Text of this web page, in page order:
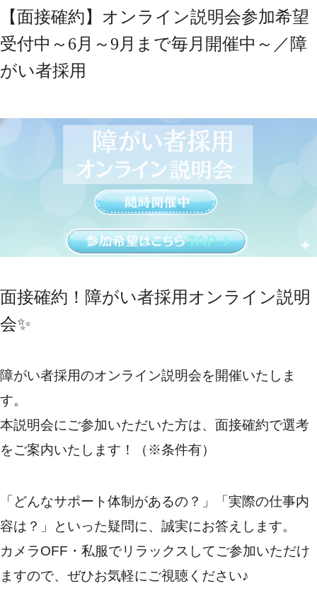
【面接確約】オンライン説明会参加希望
受付中～6月～9月まで毎月開催中～／障
がい者採用
面接確約！障がい者採用オンライン説明
会✨
障がい者採用のオンライン説明会を開催いたしま
す。
本説明会にご参加いただいた方は、面接確約で選考
をご案内いたします！（※条件有）
「どんなサポート体制があるの？」「実際の仕事内
容は？」といった疑問に、誠実にお答えします。
カメラOFF・私服でリラックスしてご参加いただけ
ますので、ぜひお気軽にご視聴ください♪